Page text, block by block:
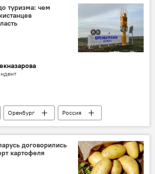
туризма: чем
Оренбург
Россия
в Узбекистане
Туризм
договорились
картофеля